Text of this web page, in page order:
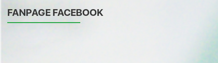
FANPAGE FACEBOOK